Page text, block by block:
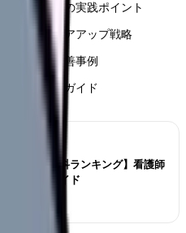
な管理手法の実践ポイント
術とキャリアアップ戦略
新の待遇改善事例
手法の実践ガイド
大変な診療科ランキング】看護師
対策完全ガイド